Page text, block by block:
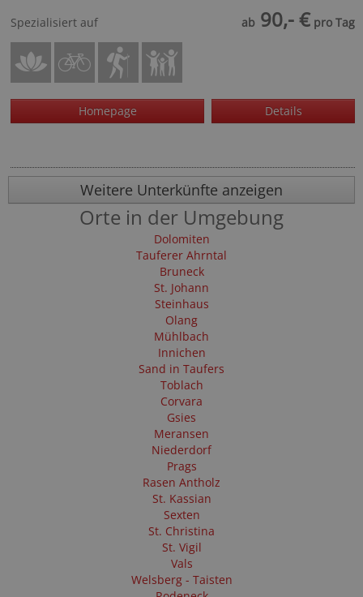
Spezialisiert auf
ab 90,- € pro Tag
Homepage Details
Weitere Unterkünfte anzeigen
Orte in der Umgebung
Dolomiten
Tauferer Ahrntal
Bruneck
St. Johann
Steinhaus
Olang
Mühlbach
Innichen
Sand in Taufers
Toblach
Corvara
Gsies
Meransen
Niederdorf
Prags
Rasen Antholz
St. Kassian
Sexten
St. Christina
St. Vigil
Vals
Welsberg - Taisten